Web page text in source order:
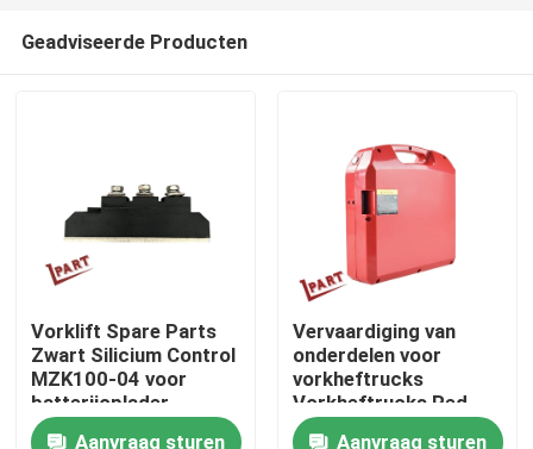
Thuis
Over ons
Contacten
Geadviseerde Producten
Vorklift Spare Parts
Zwart Silicium Control
MZK100-04 voor
batterijoplader
Aanvraag sturen
Vervaardiging van
onderdelen voor
vorkheftrucks
Vorkheftrucks Red
Lithium Battery
Aanvraag sturen